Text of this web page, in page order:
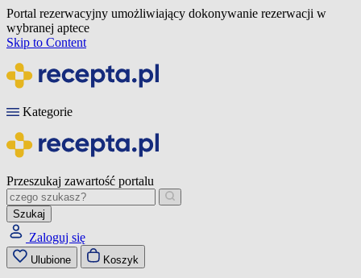
Portal rezerwacyjny umożliwiający dokonywanie rezerwacji w
wybranej aptece
Skip to Content
Kategorie
Przeszukaj zawartość portalu
Szukaj
Zaloguj się
Ulubione Koszyk